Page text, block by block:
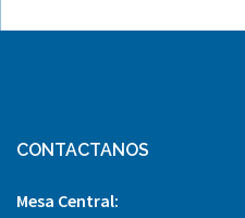
CONTACTANOS
Mesa Central: